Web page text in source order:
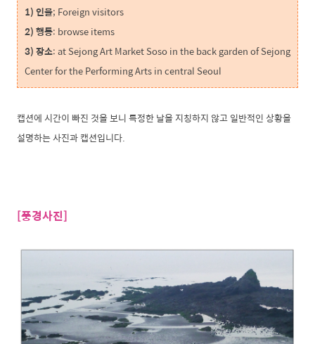
1) 인물; Foreign visitors
2) 행동: browse items
3) 장소: at Sejong Art Market Soso in the back garden of Sejong
Center for the Performing Arts in central Seoul
캡션에 시간이 빠진 것을 보니 특정한 날을 지칭하지 않고 일반적인 상황을
설명하는 사진과 캡션입니다.
[풍경사진]